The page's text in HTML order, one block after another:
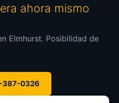
ahora mismo
Elmhurst. Posibilidad de
387-0326